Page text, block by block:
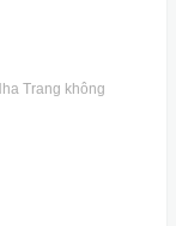
Trang không